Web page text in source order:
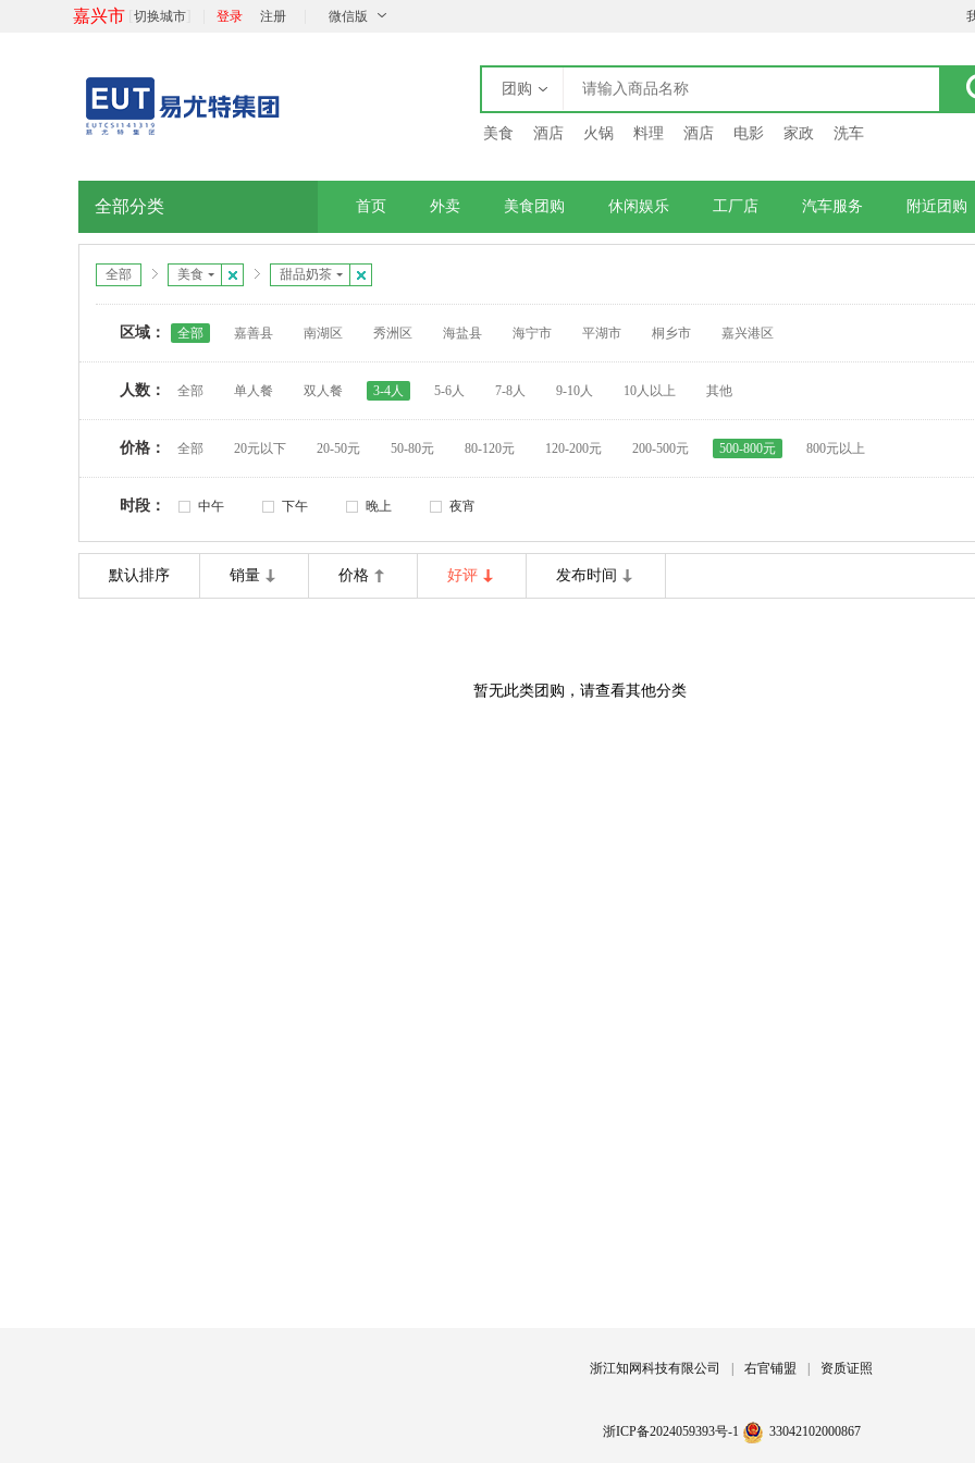
嘉兴市 切换城市 登录 注册 微信版
团购
美食 酒店 火锅 料理 酒店 电影 家政 洗车
全部分类 首页 外卖 美食团购 休闲娱乐 工厂店 汽车服务 附近团购
全部 美食 甜品奶茶
区域： 全部 嘉善县 南湖区 秀洲区 海盐县 海宁市 平湖市 桐乡市 嘉兴港区
人数： 全部 单人餐 双人餐 3-4人 5-6人 7-8人 9-10人 10人以上 其他
价格： 全部 20元以下 20-50元 50-80元 80-120元 120-200元 200-500元 500-800元 800元以上
时段： 中午 下午 晚上 夜宵
默认排序 销量 价格 好评 发布时间
暂无此类团购，请查看其他分类
浙江知网科技有限公司 右官铺盟 资质证照
浙ICP备2024059393号-1 33042102000867